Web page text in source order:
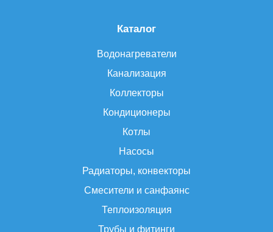
Каталог
Водонагреватели
Канализация
Коллекторы
Кондиционеры
Котлы
Насосы
Радиаторы, конвекторы
Смесители и санфаянс
Теплоизоляция
Трубы и фитинги